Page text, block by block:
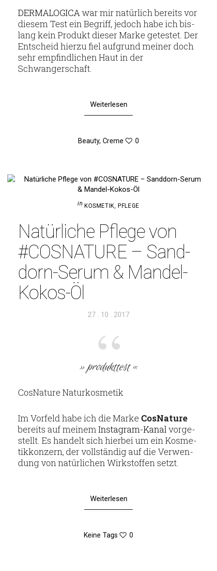
DER­MA­LO­GICAwar mir natür­lich bereits vor
diesem Test ein Begriff, jedoch habe ich bis­
lang kein Pro­dukt dieser Marke getestet. Der
Ent­scheid hierzu fiel auf­grund meiner doch
sehr emp­find­li­chen Haut in der
Schwangerschaft.
Weiterlesen
Beauty, Creme 0
in KOSMETIK, PFLEGE
Natür­liche Pflege von
#COS­NA­TURE – Sand­
dorn-Serum & Mandel-
Kokos-Öl
Veröffentlicht
27 . 10 . 2017
» pro­dukt­test «
Cos­Na­ture Naturkosmetik
Im Vor­feld habe ich die Marke Cos­Na­ture
bereits auf meinemInsta­­gram-Kanalvor­ge­
stellt. Es han­delt sich hierbei um ein Kos­me­
tik­kon­zern, der voll­ständig auf die Ver­wen­
dung von natür­li­chen Wirk­stoffen setzt.
Weiterlesen
Keine Tags 0